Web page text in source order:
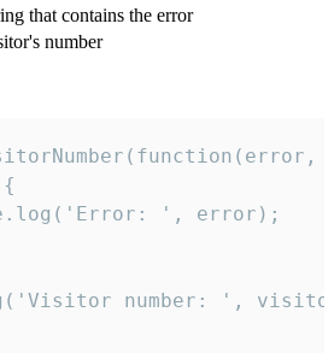
that contains the error
number
', error);
number: ',